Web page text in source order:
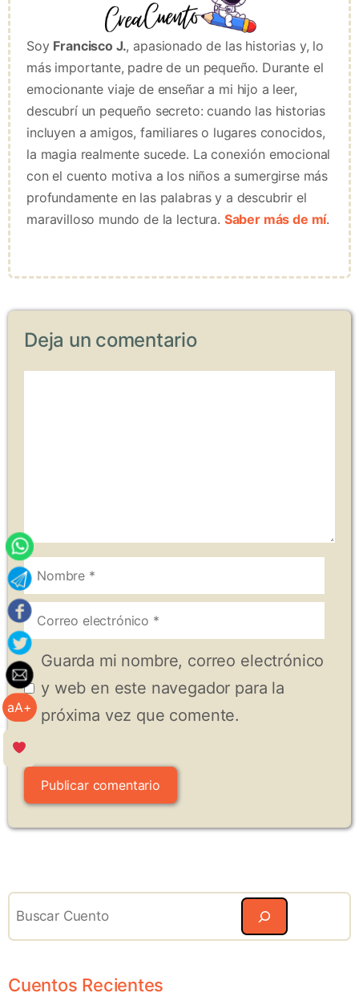
aA+
Soy Francisco J., apasionado de las historias y, lo
más importante, padre de un pequeño. Durante el
emocionante viaje de enseñar a mi hijo a leer,
descubrí un pequeño secreto: cuando las historias
incluyen a amigos, familiares o lugares conocidos,
la magia realmente sucede. La conexión emocional
con el cuento motiva a los niños a sumergirse más
profundamente en las palabras y a descubrir el
maravilloso mundo de la lectura. Saber más de mí.
Deja un comentario
Nombre
Correo
electrónico
Guarda mi nombre, correo electrónico
y web en este navegador para la
próxima vez que comente.
Cuentos Recientes